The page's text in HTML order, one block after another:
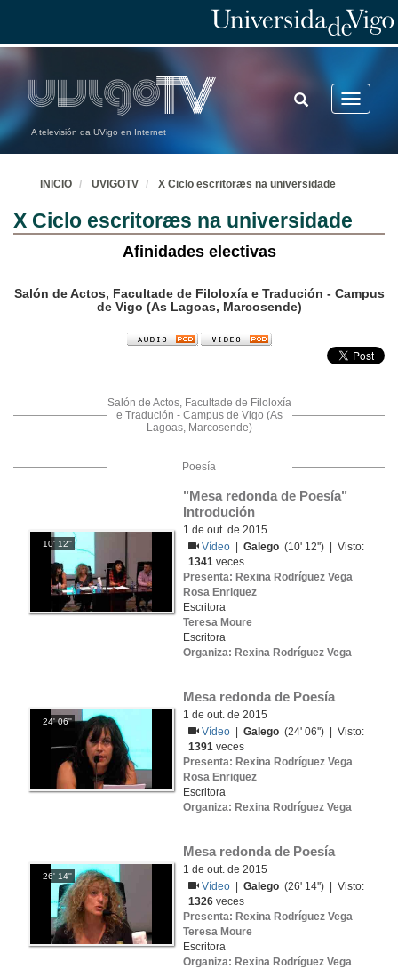
A televisión da UVigo en Internet
Toggle
TOGGLE
SEARCH
INICIO UVIGOTV X Ciclo escritoræs na universidade
X Ciclo escritoræs na universidade
Afinidades electivas
Salón de Actos, Facultade de Filoloxía e Tradución - Campus
de Vigo (As Lagoas, Marcosende)
Salón de Actos, Facultade de Filoloxía
e Tradución - Campus de Vigo (As
Lagoas, Marcosende)
Poesía
10' 12''
"Mesa redonda de Poesía"
Introdución
1 de out. de 2015
Vídeo
|Galego (10' 12'') | Visto:
1341 veces
Presenta: Rexina Rodríguez Vega
Rosa Enriquez
Escritora
Teresa Moure
Escritora
Organiza: Rexina Rodríguez Vega
24' 06''
Mesa redonda de Poesía
1 de out. de 2015
Vídeo
|Galego (24' 06'') | Visto:
1391 veces
Presenta: Rexina Rodríguez Vega
Rosa Enriquez
Escritora
Organiza: Rexina Rodríguez Vega
26' 14''
Mesa redonda de Poesía
1 de out. de 2015
Vídeo
|Galego (26' 14'') | Visto:
1326 veces
Presenta: Rexina Rodríguez Vega
Teresa Moure
Escritora
Organiza: Rexina Rodríguez Vega